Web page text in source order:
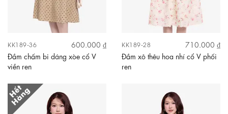
KK189-36
600.000 ₫
Đầm chấm bi dáng xòe cổ V
viền ren
KK189-28
710.000 ₫
Đầm xô thêu hoa nhí cổ V phối
ren